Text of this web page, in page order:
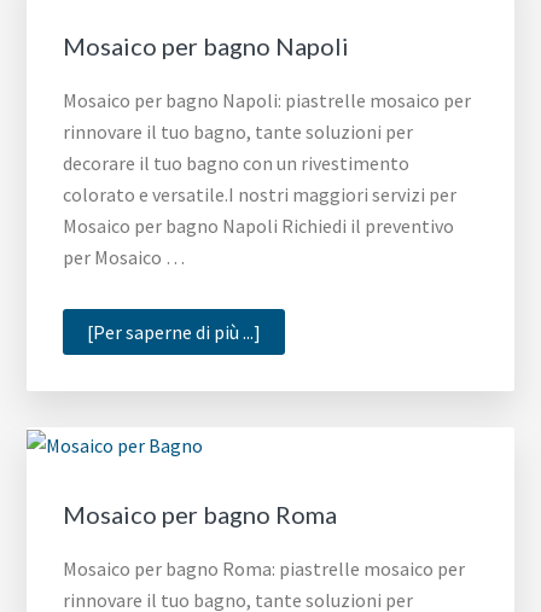
Mosaico per bagno Napoli
Mosaico per bagno Napoli: piastrelle mosaico per
rinnovare il tuo bagno, tante soluzioni per
decorare il tuo bagno con un rivestimento
colorato e versatile.I nostri maggiori servizi per
Mosaico per bagno Napoli Richiedi il preventivo
per Mosaico …
[Per saperne di più ...]
per
bagno
Mosaico per bagno Roma
Mosaico per bagno Roma: piastrelle mosaico per
rinnovare il tuo bagno, tante soluzioni per